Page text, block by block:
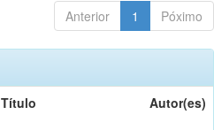
Anterior 1 Póximo
Título Autor(es)